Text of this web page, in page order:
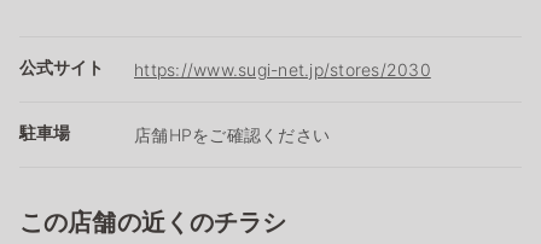
公式サイト https://www.sugi-net.jp/stores/2030
駐車場 店舗HPをご確認ください
この店舗の近くのチラシ